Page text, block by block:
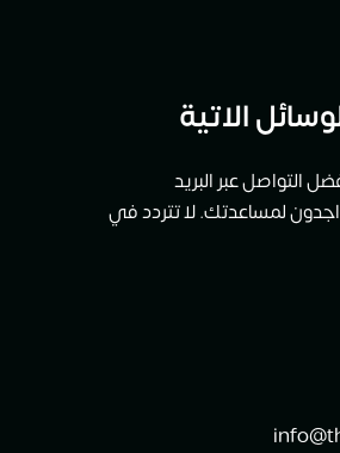
الاتية
التواصل عبر البريد
لمساعدتك. لا تتردد في